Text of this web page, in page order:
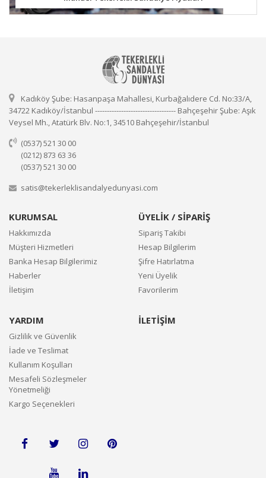
Kadıköy Şube: Hasanpaşa Mahallesi, Kurbağalıdere Cd. No:33/A,
34722 Kadıköy/İstanbul ---------------------------------- Bahçeşehir Şube: Aşık
Veysel Mh., Atatürk Blv. No:1, 34510 Bahçeşehir/İstanbul
(0537) 521 30 00
(0212) 873 63 36
(0537) 521 30 00
satis@tekerleklisandalyedunyasi.com
KURUMSAL
Hakkımızda
Müşteri Hizmetleri
Banka Hesap Bilgilerimiz
Haberler
İletişim
ÜYELİK / SİPARİŞ
Sipariş Takibi
Hesap Bilgilerim
Şifre Hatırlatma
Yeni Üyelik
Favorilerim
YARDIM
Gizlilik ve Güvenlik
İade ve Teslimat
Kullanım Koşulları
Mesafeli Sözleşmeler
Yönetmeliği
Kargo Seçenekleri
İLETİŞİM